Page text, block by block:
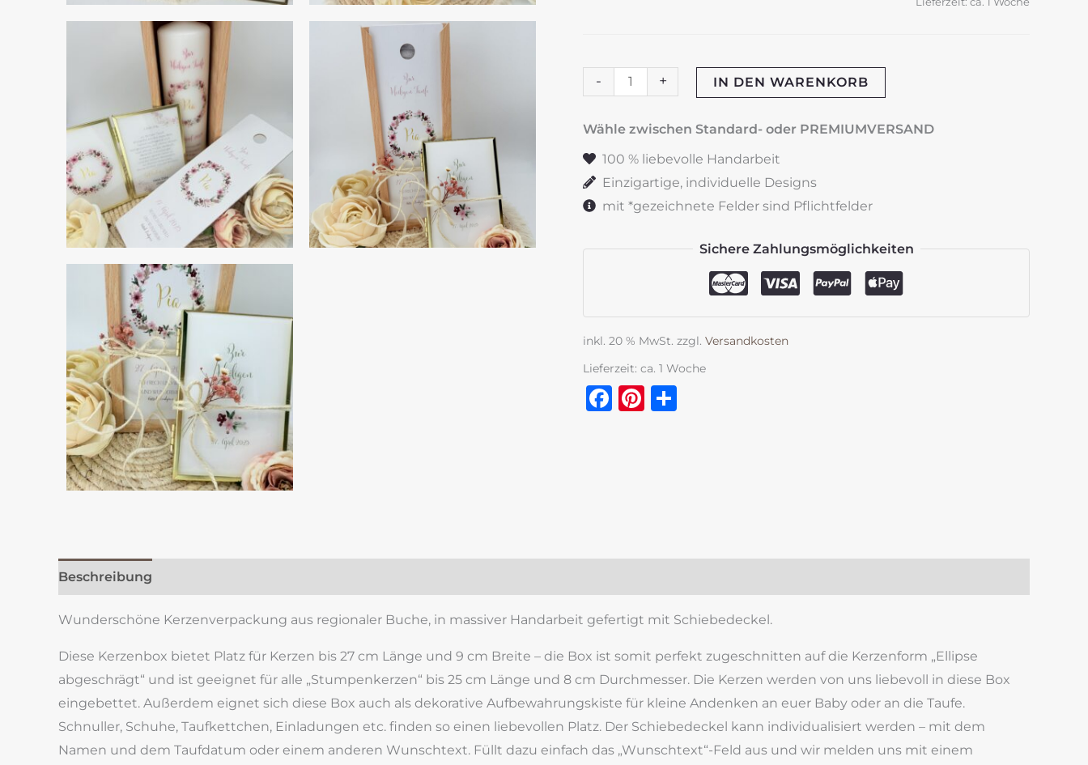
-
Kerzenverpackung
"Blütenkranz"
zartrosa
Olive
Menge
+ IN DEN WARENKORB
Wähle zwischen Standard- oder PREMIUMVERSAND
100 % liebevolle Handarbeit
Einzigartige, individuelle Designs
mit *gezeichnete Felder sind Pflichtfelder
Sichere Zahlungsmöglichkeiten
inkl. 20 % MwSt. zzgl. Versandkosten
Lieferzeit: ca. 1 Woche
Facebook
Pinterest
Beschreibung
Wunderschöne Kerzenverpackung aus regionaler Buche, in massiver Handarbeit gefertigt mit Schiebedeckel.
Diese Kerzenbox bietet Platz für Kerzen bis 27 cm Länge und 9 cm Breite – die Box ist somit perfekt zugeschnitten auf die Kerzenform „Ellipse
abgeschrägt“ und ist geeignet für alle „Stumpenkerzen“ bis 25 cm Länge und 8 cm Durchmesser. Die Kerzen werden von uns liebevoll in diese Box
eingebettet. Außerdem eignet sich diese Box auch als dekorative Aufbewahrungskiste für kleine Andenken an euer Baby oder an die Taufe.
Schnuller, Schuhe, Taufkettchen, Einladungen etc. finden so einen liebevollen Platz. Der Schiebedeckel kann individualisiert werden – mit dem
Namen und dem Taufdatum oder einem anderen Wunschtext. Füllt dazu einfach das „Wunschtext“-Feld aus und wir melden uns mit einem